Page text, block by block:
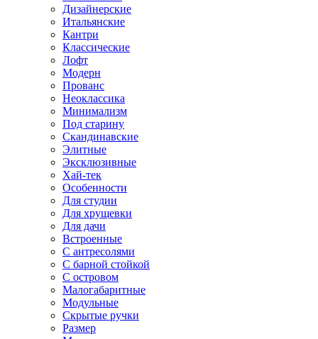
Дизайнерские
Итальянские
Кантри
Классические
Лофт
Модерн
Прованс
Неоклассика
Минимализм
Под старину
Скандинавские
Элитные
Эксклюзивные
Хай-тек
Особенности
Для студии
Для хрущевки
Для дачи
Встроенные
С антресолями
С барной стойкой
С островом
Малогабаритные
Модульные
Скрытые ручки
Размер